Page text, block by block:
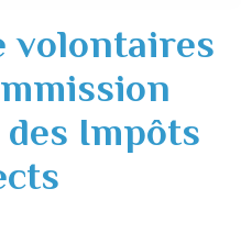
volontaires
Impôts